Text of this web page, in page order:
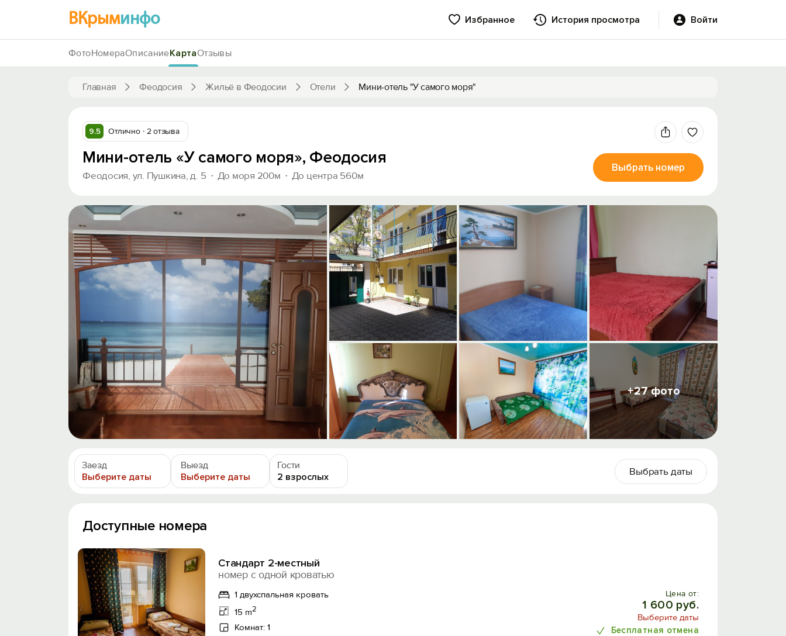
ВКрыминфо Избранное История просмотра Войти
Главная Феодосия Жильё в Феодосии Отели Мини-отель "У самого моря"
ФотоНомераОписаниеКартаОтзывы
+27 фото
9.5 Отлично 2 отзыва
Мини-отель «У самого моря», Феодосия
Феодосия, ул. Пушкина, д. 5 До моря 200м До центра 560м
Выбрать номер
Заезд
Выберите даты
Выезд
Выберите даты
Гости
2 взрослых
Выбрать даты
Доступные номера
Стандарт 2-местный
номер с одной кроватью
1 двухспальная кровать
15 m2
Комнат: 1
Цена от:
1 600 руб.
Выберите даты
Бесплатная отмена